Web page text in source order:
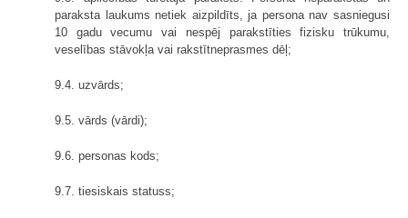
paraksta laukums netiek aizpildīts, ja persona nav sasniegusi
10 gadu vecumu vai nespēj parakstīties fizisku trūkumu,
veselības stāvokļa vai rakstītneprasmes dēļ;
9.4. uzvārds;
9.5. vārds (vārdi);
9.6. personas kods;
9.7. tiesiskais statuss;